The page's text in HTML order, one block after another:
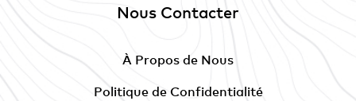
Nous Contacter
À Propos de Nous
Politique de Confidentialité